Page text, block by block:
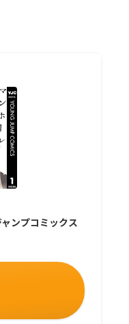
ンプコミックス